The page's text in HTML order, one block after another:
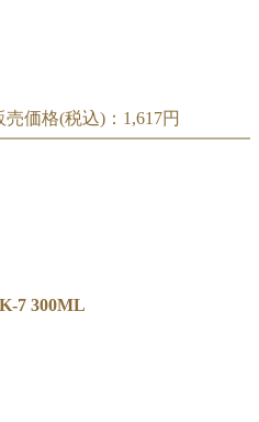
付 200ML CBK-7
価格(税込)： 1,617円
7
7 300ML